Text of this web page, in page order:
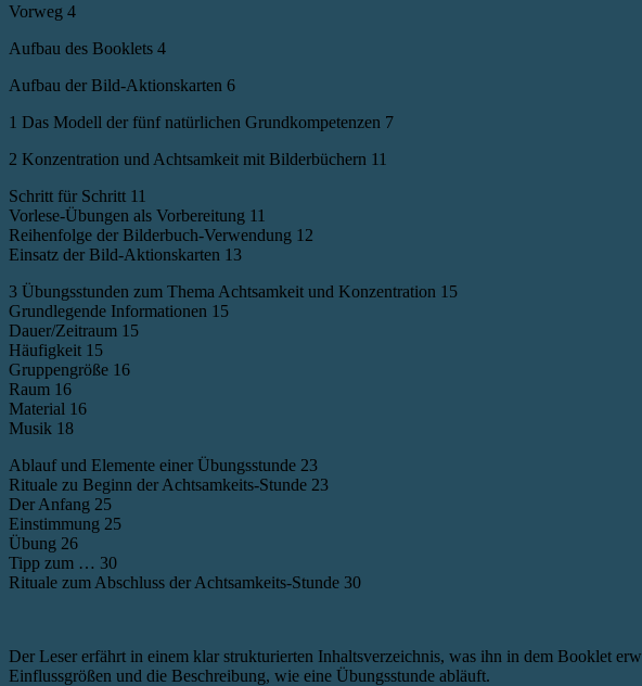
Vorweg 4
Aufbau des Booklets 4
Aufbau der Bild-Aktionskarten 6
1 Das Modell der fünf natürlichen Grundkompetenzen 7
2 Konzentration und Achtsamkeit mit Bilderbüchern 11
Schritt für Schritt 11
Vorlese-Übungen als Vorbereitung 11
Reihenfolge der Bilderbuch-Verwendung 12
Einsatz der Bild-Aktionskarten 13
3 Übungsstunden zum Thema Achtsamkeit und Konzentration 15
Grundlegende Informationen 15
Dauer/Zeitraum 15
Häufigkeit 15
Gruppengröße 16
Raum 16
Material 16
Musik 18
Ablauf und Elemente einer Übungsstunde 23
Rituale zu Beginn der Achtsamkeits-Stunde 23
Der Anfang 25
Einstimmung 25
Übung 26
Tipp zum … 30
Rituale zum Abschluss der Achtsamkeits-Stunde 30
Der Leser erfährt in einem klar strukturierten Inhaltsverzeichnis, was ihn in dem Booklet
Einflussgrößen und die Beschreibung, wie eine Übungsstunde abläuft.